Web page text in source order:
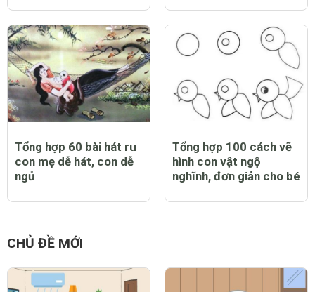
Tổng hợp 60 bài hát ru
con mẹ dễ hát, con dễ
ngủ
Tổng hợp 100 cách vẽ
hình con vật ngộ
nghĩnh, đơn giản cho bé
CHỦ ĐỀ MỚI